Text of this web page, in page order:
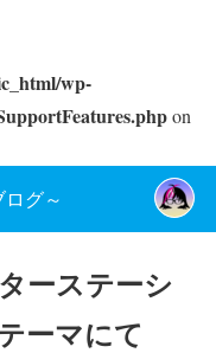
wp-
on
グ～
ーステーシ
ーマにて